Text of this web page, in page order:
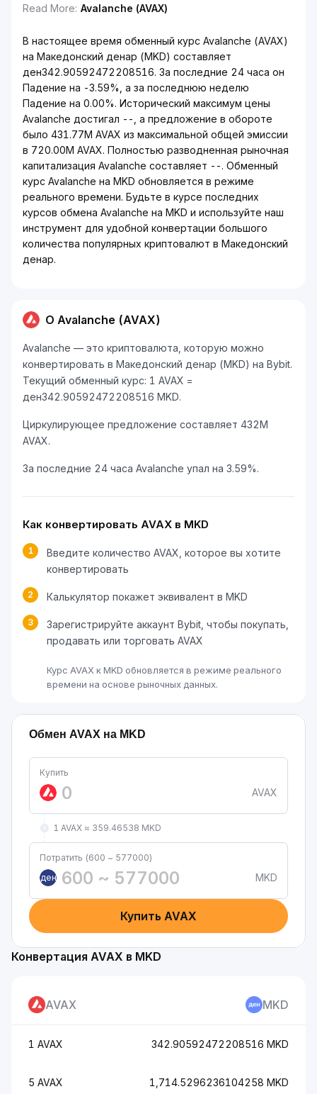
Read More: Avalanche (AVAX)
В настоящее время обменный курс Avalanche (AVAX)
на Македонский денар (MKD) составляет
ден342.90592472208516. За последние 24 часа он
Падение на -3.59%, а за последнюю неделю
Падение на 0.00%. Исторический максимум цены
Avalanche достигал --, а предложение в обороте
было 431.77M AVAX из максимальной общей эмиссии
в 720.00M AVAX. Полностью разводненная рыночная
капитализация Avalanche составляет --. Обменный
курс Avalanche на MKD обновляется в режиме
реального времени. Будьте в курсе последних
курсов обмена Avalanche на MKD и используйте наш
инструмент для удобной конвертации большого
количества популярных криптовалют в Македонский
денар.
О Avalanche (AVAX)
Avalanche — это криптовалюта, которую можно
конвертировать в Македонский денар (MKD) на Bybit.
Текущий обменный курс: 1 AVAX =
ден342.90592472208516 MKD.
Циркулирующее предложение составляет 432M
AVAX.
За последние 24 часа Avalanche упал на 3.59%.
Как конвертировать AVAX в MKD
1
Введите количество AVAX, которое вы хотите
конвертировать
2 Калькулятор покажет эквивалент в MKD
3
Зарегистрируйте аккаунт Bybit, чтобы покупать,
продавать или торговать AVAX
Курс AVAX к MKD обновляется в режиме реального
времени на основе рыночных данных.
Обмен AVAX на MKD
Купить
AVAX
1 AVAX ≈ 359.46538 MKD
Потратить (600 ~ 577000)
ден
MKD
Купить AVAX
Конвертация AVAX в MKD
AVAX MKD
1 AVAX 342.90592472208516 MKD
5 AVAX 1,714.5296236104258 MKD